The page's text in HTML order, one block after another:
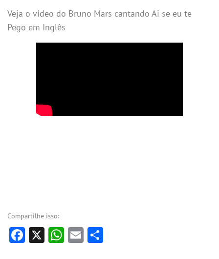
Veja o vídeo do Bruno Mars cantando Ai se eu te
Pego em Inglês
Compartilhe isso:
Facebook
X WhatsApp
Email